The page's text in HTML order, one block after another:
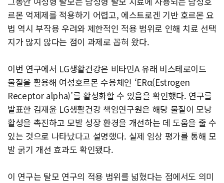
르몬 억제제를 적용하기 어렵고, 에스트로겐 기반 호르몬 요
법 역시 부작용 우려와 제한적인 적용 범위로 인해 치료 선택
지가 많지 않다는 점이 과제로 꼽혀 왔다.
이번 연구에서 LG생활건강은 비타민A 유래 비스테로이드
물질을 활용해 여성호르몬 수용체인 ‘ERα(Estrogen
Receptor alpha)’를 활성화할 수 있음을 확인했다. 연구를
발표한 김재윤 LG생활건강 책임연구원은 해당 물질이 모낭
활성을 촉진하고 모발 성장 환경을 개선하는 데 도움을 줄 수
있는 것으로 나타났다고 설명했다. 실제 임상 평가를 통해 모
발 굵기 개선 효과도 확인됐다.
이 연구는 탈모 연구의 적용 범위를 넓혔다는 점에서도 의미